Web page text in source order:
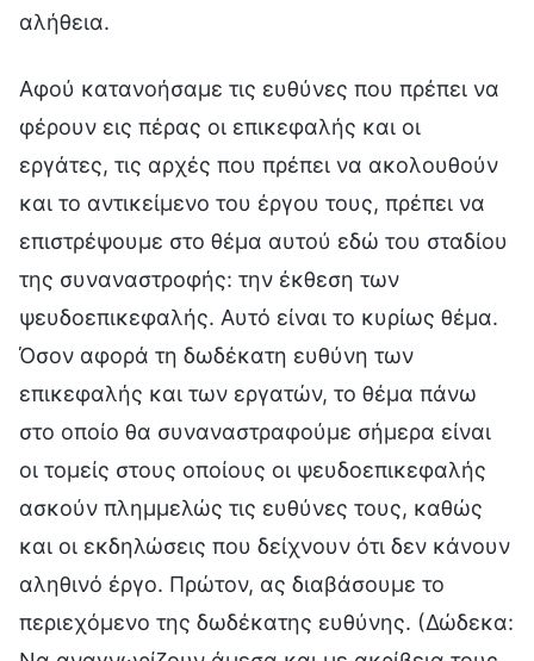
αλήθεια.
Αφού κατανοήσαμε τις ευθύνες που πρέπει να
φέρουν εις πέρας οι επικεφαλής και οι
εργάτες, τις αρχές που πρέπει να ακολουθούν
και το αντικείμενο του έργου τους, πρέπει να
επιστρέψουμε στο θέμα αυτού εδώ του σταδίου
της συναναστροφής: την έκθεση των
ψευδοεπικεφαλής. Αυτό είναι το κυρίως θέμα.
Όσον αφορά τη δωδέκατη ευθύνη των
επικεφαλής και των εργατών, το θέμα πάνω
στο οποίο θα συναναστραφούμε σήμερα είναι
οι τομείς στους οποίους οι ψευδοεπικεφαλής
ασκούν πλημμελώς τις ευθύνες τους, καθώς
και οι εκδηλώσεις που δείχνουν ότι δεν κάνουν
αληθινό έργο. Πρώτον, ας διαβάσουμε το
περιεχόμενο της δωδέκατης ευθύνης. (Δώδεκα: